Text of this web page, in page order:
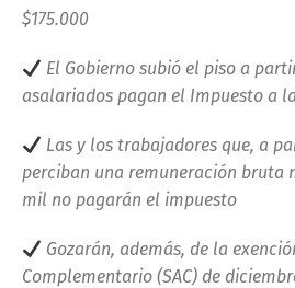
$175.000
El Gobierno subió el piso a
asalariados pagan el Impuesto a
Las y los trabajadores que, a
perciban una remuneración bruta
mil no pagarán el impuesto
Gozarán, además, de la exenció
Complementario (SAC) de